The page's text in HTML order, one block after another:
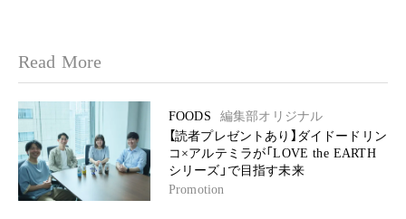
Read More
FOODS
編集部オリジナル
【読者プレゼントあり】ダイドードリン
コ×アルテミラが「LOVE the EARTH
シリーズ」で目指す未来
Promotion